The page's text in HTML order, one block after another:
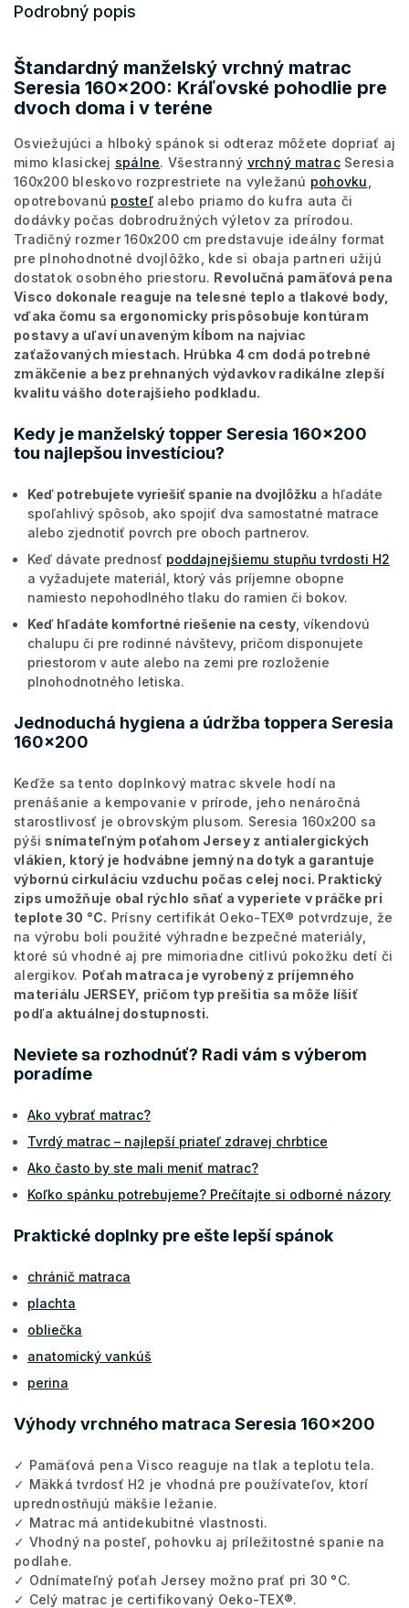
Podrobný popis
Štandardný manželský vrchný matrac
Seresia 160x200: Kráľovské pohodlie pre
dvoch doma i v teréne
Osviežujúci a hlboký spánok si odteraz môžete dopriať aj
mimo klasickej spálne. Všestranný vrchný matracSeresia
160x200 bleskovo rozprestriete na vyležanú pohovku
opotrebovanú posteľalebo priamo do kufra auta či
dodávky počas dobrodružných výletov za prírodou.
Tradičný rozmer 160x200 cm predstavuje ideálny format
pre plnohodnotné dvojlôžko, kde si obaja partneri užijú
dostatok osobného priestoru. Revolučná pamäťová pena
Visco dokonale reaguje na telesné teplo a tlakové body,
vďaka čomu sa ergonomicky prispôsobuje kontúram
postavy a uľaví unaveným kĺbom na najviac
zaťažovaných miestach. Hrúbka 4 cm dodá potrebné
zmäkčenie a bez prehnaných výdavkov radikálne zlepší
kvalitu vášho doterajšieho podkladu.
Kedy je manželský topper Seresia 160x200
tou najlepšou investíciou?
Keď potrebujete vyriešiť spanie na dvojlôžku a hľadáte
spoľahlivý spôsob, ako spojiť dva samostatné matrace
alebo zjednotiť povrch pre oboch partnerov.
Keď dávate prednosť poddajnejšiemu stupňu tvrdosti H2
a vyžadujete materiál, ktorý vás príjemne obopne
namiesto nepohodlného tlaku do ramien či bokov.
Keď hľadáte komfortné riešenie na cesty , víkendovú
chalupu či pre rodinné návštevy, pričom disponujete
priestorom v aute alebo na zemi pre rozloženie
plnohodnotného letiska.
Jednoduchá hygiena a údržba toppera Seresia
160x200
Keďže sa tento doplnkový matrac skvele hodí na
prenášanie a kempovanie v prírode, jeho nenáročná
starostlivosť je obrovským plusom. Seresia 160x200 sa
pýši snímateľným poťahom Jersey z antialergických
vlákien, ktorý je hodvábne jemný na dotyk a garantuje
výbornú cirkuláciu vzduchu počas celej noci. Praktický
zips umožňuje obal rýchlo sňať a vyperiete v práčke pri
teplote 30 °C. Prísny certifikát Oeko-TEX® potvrdzuje, že
na výrobu boli použité výhradne bezpečné materiály,
ktoré sú vhodné aj pre mimoriadne citlivú pokožku detí či
alergikov. Poťah matraca je vyrobený z príjemného
materiálu JERSEY, pričom typ prešitia sa môže líšiť
podľa aktuálnej dostupnosti.
Neviete sa rozhodnúť? Radi vám s výberom
poradíme
Ako vybrať matrac?
Tvrdý matrac – najlepší priateľ zdravej chrbtice
Ako často by ste mali meniť matrac?
Koľko spánku potrebujeme? Prečítajte si odborné názory
Praktické doplnky pre ešte lepší spánok
chránič matraca
plachta
obliečka
anatomický vankúš
perina
Výhody vrchného matraca Seresia 160x200
✓ Pamäťová pena Visco reaguje na tlak a teplotu tela.
✓ Mäkká tvrdosť H2 je vhodná pre používateľov, ktorí
uprednostňujú mäkšie ležanie.
✓ Matrac má antidekubitné vlastnosti.
✓ Vhodný na posteľ, pohovku aj príležitostné spanie na
podlahe.
✓ Odnímateľný poťah Jersey možno prať pri 30 °C.
✓ Celý matrac je certifikovaný Oeko-TEX®.